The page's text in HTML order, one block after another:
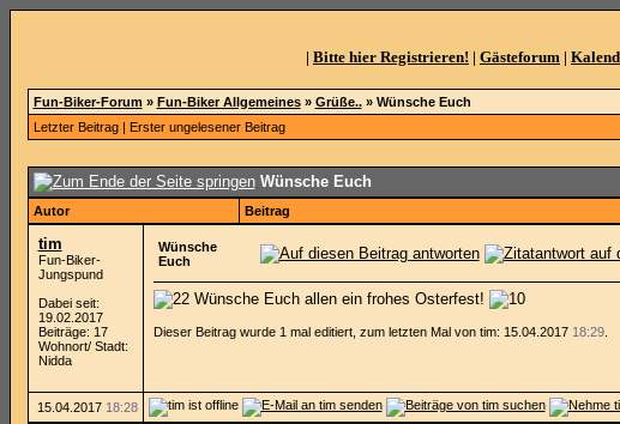
| Bitte hier Registrieren! | Gästeforum |
Fun-Biker-Forum» Fun-Biker Allgemeines» Grüße..» Wünsche Euch
Letzter Beitrag| Erster ungelesener Beitrag
Wünsche Euch
Autor Beitrag
tim
Fun-Biker-
Jungspund
Dabei seit:
19.02.2017
Beiträge: 17
Wohnort/ Stadt:
Nidda
Wünsche
Euch
Wünsche Euch allen ein frohes Osterfest!
Dieser Beitrag wurde 1 mal editiert, zum letzten Mal von tim: 15.04.2017 18:29.
15.04.2017 18:28